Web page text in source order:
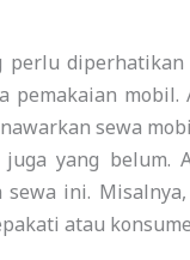
perlu
pemakaian mobil.
sewa
yang belum.
sewa ini.
atau